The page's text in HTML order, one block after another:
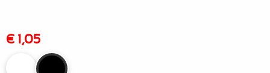
€ 1,05